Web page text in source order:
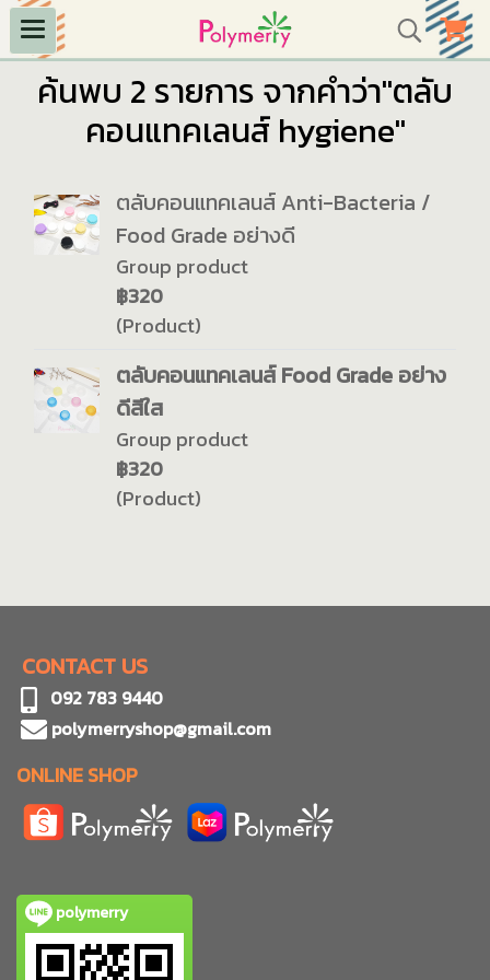
ค้นพบ 2 รายการ จากคำว่า"ตลับ
คอนแทคเลนส์ hygiene"
ตลับคอนแทคเลนส์ Anti-Bacteria /
Food Grade อย่างดี
Group product
฿320
(Product)
ตลับคอนแทคเลนส์ Food Grade อย่าง
ดีสีใส
Group product
฿320
(Product)
CONTACT US
092 783 9440
polymerryshop@gmail.com
ONLINE SHOP
polymerry